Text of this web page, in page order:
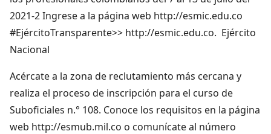
2021-2 Ingrese a la página web http://esmic.edu.co
#EjércitoTransparente>> http://esmic.edu.co. Ejército
Nacional
Acércate a la zona de reclutamiento más cercana y
realiza el proceso de inscripción para el curso de
Suboficiales n.° 108. Conoce los requisitos en la página
web http://esmub.mil.co o comunícate al número